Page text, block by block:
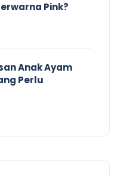
Pink?
Anak Ayam
Perlu